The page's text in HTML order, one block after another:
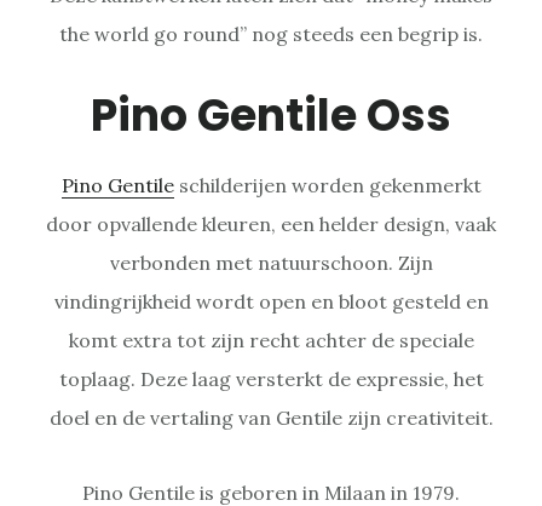
the world go round” nog steeds een begrip is.
Pino Gentile Oss
Pino Gentileschilderijen worden gekenmerkt
door opvallende kleuren, een helder design, vaak
verbonden met natuurschoon. Zijn
vindingrijkheid wordt open en bloot gesteld en
komt extra tot zijn recht achter de speciale
toplaag. Deze laag versterkt de expressie, het
doel en de vertaling van Gentile zijn creativiteit.
Pino Gentile is geboren in Milaan in 1979.